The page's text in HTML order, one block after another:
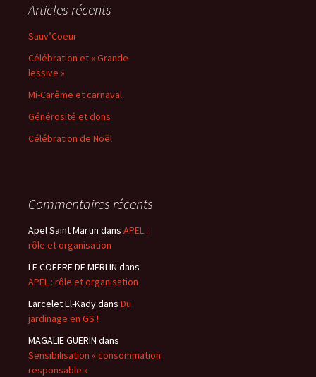
Articles récents
Sauv’Coeur
Célébration et « Grande
lessive »
Mi-Carême et carnaval
Générosité et dons
Célébration de Noël
Commentaires récents
Apel Saint Martin dans APEL :
rôle et organisation
LE COFFRE DE MERLIN dans
APEL : rôle et organisation
Larcelet El-Kadydans Du
jardinage en GS !
MAGALIE GUERIN dans
Sensibilisation « consommation
responsable »